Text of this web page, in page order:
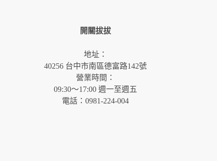
開關拔拔
地址：
40256 台中市南區德富路142號
營業時間：
09:30～17:00 週一至週五
電話：0981-224-004